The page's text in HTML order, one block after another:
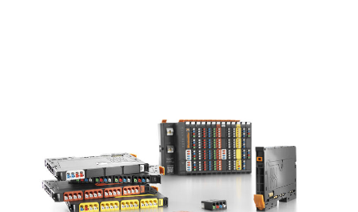
I nostri prodotti aumentano la disponibilità delle vostre
macchine e dei vostri sistemi e assicurano processi fluidi,
dalla progettazione al funzionamento.